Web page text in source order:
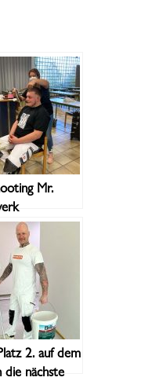
Mr.
2. auf dem
die nächste